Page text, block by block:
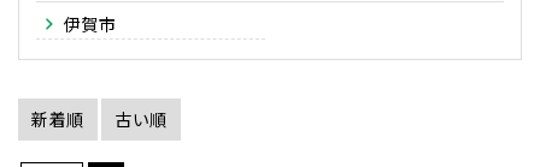
伊賀市
新着順 古い順